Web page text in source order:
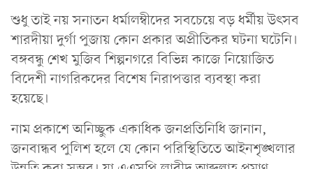
শুধু তাই নয় সনাতন ধর্মালম্বীদের সবচেয়ে বড় ধর্মীয় উৎসব
শারদীয়া দুর্গা পুজায় কোন প্রকার অপ্রীতিকর ঘটনা ঘটেনি।
বঙ্গবন্ধু শেখ মুজিব শিল্পনগরে বিভিন্ন কাজে নিয়োজিত
বিদেশী নাগরিকদের বিশেষ নিরাপত্তার ব্যবস্থা করা
হয়েছে।
নাম প্রকাশে অনিচ্ছুক একাধিক জনপ্রতিনিধি জানান,
জনবান্ধব পুলিশ হলে যে কোন পরিস্থিতিতে আইনশৃঙ্খলার